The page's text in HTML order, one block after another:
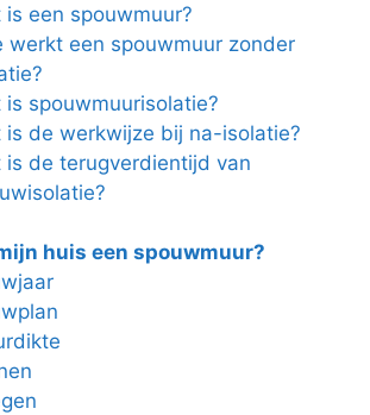
is een spouwmuur?
werkt een spouwmuur zonder
is spouwmuurisolatie?
is de werkwijze bij na-isolatie?
is de terugverdientijd van
huis een spouwmuur?